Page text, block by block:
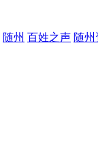
随州 百姓之声 随